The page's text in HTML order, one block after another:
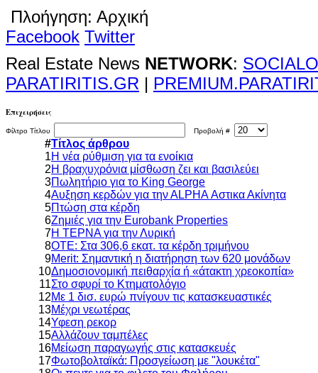
Πλοήγηση: Αρχική
Facebook Twitter
Real Estate News NETWORK:
PARATIRITIS.GR |
Επιχειρήσεις
Φίλτρο Τίτλου Προβολή #
#Τίτλος άρθρου
1Η νέα ρύθμιση για τα ενοίκια
2Η βραχυχρόνια μίσθωση ζει και βασιλεύει
3Πωλητήριο για το King George
4Αυξηση κερδών για την ΑLPHA Αστικα Ακίνητα
5Πτώση στα κέρδη
6Ζημιές για την Eurobank Properties
7Η ΤΕΡΝΑ για την Λυρική
8ΟΤΕ: Στα 306,6 εκατ. τα κέρδη τριμήνου
9Merit: Σημαντική η διατήρηση των 620 μονάδων
10Δημοσιονομική πειθαρχία ή «άτακτη χρεοκοπία»
11Στο σφυρί το Κτηματολόγιο
12Με 1 δισ. ευρώ πνίγουν τις κατασκευαστικές
13Mέχρι νεωτέρας
14Υφεση ρεκορ
15Αλλάζουν ταμπέλες
16Μείωση παραγωγής στις κατασκευές
17Φωτοβολταϊκά: Προσγείωση με "λουκέτα"